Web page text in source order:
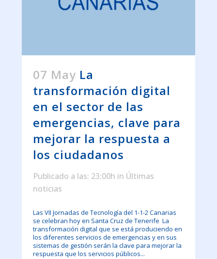
07 May La
transformación digital
en el sector de las
emergencias, clave para
mejorar la respuesta a
los ciudadanos
Publicado a las: 23:00h in Últimas
noticias
Las VII Jornadas de Tecnología del 1-1-2 Canarias
se celebran hoy en Santa Cruz de Tenerife La
transformación digital que se está produciendo en
los diferentes servicios de emergencias y en sus
sistemas de gestión serán la clave para mejorar la
respuesta que los servicios públicos...